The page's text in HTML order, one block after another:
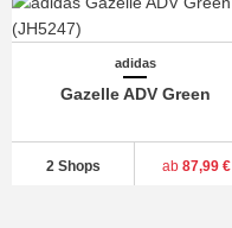
adidas
Gazelle ADV Green
2 Shops ab 87,99 €